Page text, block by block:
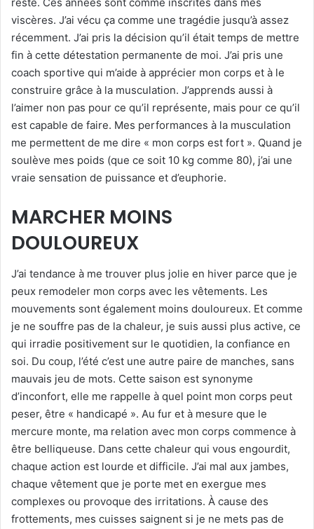
viscères. J’ai vécu ça comme une tragédie jusqu’à assez
récemment. J’ai pris la décision qu’il était temps de mettre
fin à cette détestation permanente de moi. J’ai pris une
coach sportive qui m’aide à apprécier mon corps et à le
construire grâce à la musculation. J’apprends aussi à
l’aimer non pas pour ce qu’il représente, mais pour ce qu’il
est capable de faire. Mes performances à la musculation
me permettent de me dire « mon corps est fort ». Quand je
soulève mes poids (que ce soit 10 kg comme 80), j’ai une
vraie sensation de puissance et d’euphorie.
MARCHER MOINS
DOULOUREUX
J’ai tendance à me trouver plus jolie en hiver parce que je
peux remodeler mon corps avec les vêtements. Les
mouvements sont également moins douloureux. Et comme
je ne souffre pas de la chaleur, je suis aussi plus active, ce
qui irradie positivement sur le quotidien, la confiance en
soi. Du coup, l’été c’est une autre paire de manches, sans
mauvais jeu de mots. Cette saison est synonyme
d’inconfort, elle me rappelle à quel point mon corps peut
peser, être « handicapé ». Au fur et à mesure que le
mercure monte, ma relation avec mon corps commence à
être belliqueuse. Dans cette chaleur qui vous engourdit,
chaque action est lourde et difficile. J’ai mal aux jambes,
chaque vêtement que je porte met en exergue mes
complexes ou provoque des irritations. À cause des
frottements, mes cuisses saignent si je ne mets pas de